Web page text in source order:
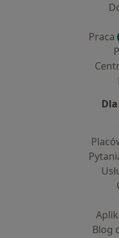
Praca
Blog